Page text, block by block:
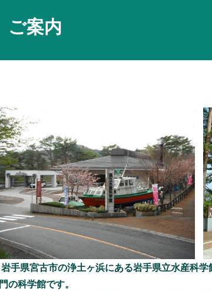
ご案内
岩手県宮古市の浄土ヶ浜にある岩手県立水産科
門の科学館です。